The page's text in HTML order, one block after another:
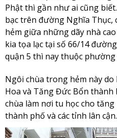
Phật thì gần như ai cũng
bạc trên đường Nghĩa Thục,
hẻm giữa những dãy nhà
kia tọa lạc tại số 66/14
quận 5 thì nay thuộc phường
Ngôi chùa trong hẻm này
Hoa và Tăng Đức Bổn thành
chùa làm nơi tu học cho
thành phố và các tỉnh lân cận.